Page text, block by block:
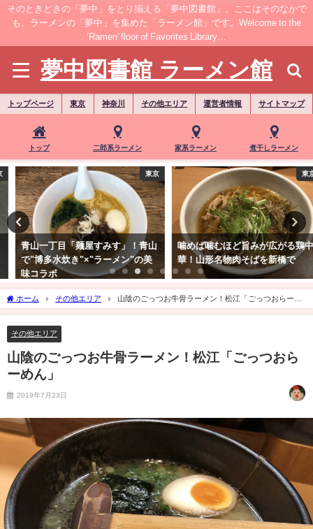
そのときどきの「夢中」をとり揃える「夢中図書館」。ここはそのなかで
も、ラーメンの「夢中」を集めた「ラーメン館」です。Welcome to the
’Ramen' floor of Favorites Library…
夢中図書館 ラーメン館
トップページ 東京 神奈川 その他エリア 運営者情報 サイトマップ
トップ 二郎系ラーメン 家系ラーメン 煮干しラーメン
東京
青山一丁目「麺屋すみす」！青山
で"博多水炊き"×"ラーメン"の美
味コラボ
東京
噛めば噛むほど旨みが広がる鶏中
華！山形名物肉そばを新橋で
ホーム その他エリア
山陰のごっつお牛骨ラーメン！松江「ごっつおらーめ
ん」
その他エリア
山陰のごっつお牛骨ラーメン！松江「ごっつおら
ーめん」
2019年7月23日